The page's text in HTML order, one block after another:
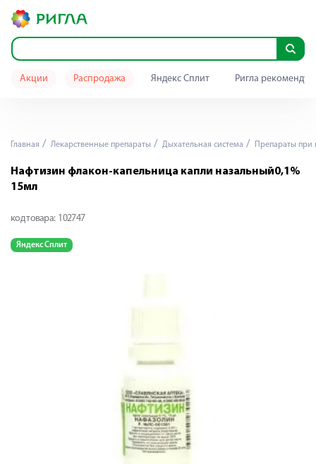
Акции Распродажа Яндекс Сплит Ригла
Главная Лекарственные препараты Дыхательная система Препараты при
Нафтизин флакон-капельница капли назальный0,1%
15мл
код товара: 102747
Яндекс Сплит